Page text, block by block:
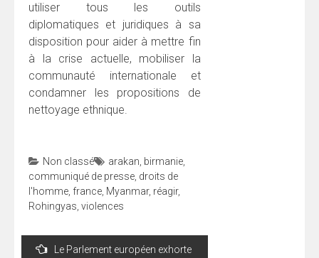
utiliser tous les outils
diplomatiques et juridiques à sa
disposition pour aider à mettre fin
à la crise actuelle, mobiliser la
communauté internationale et
condamner les propositions de
nettoyage ethnique.
Non classé arakan birmanie
communiqué de presse droits de
l'homme france Myanmar, réagir,
Rohingyas violences
Navigation
Le Parlement européen exhorte